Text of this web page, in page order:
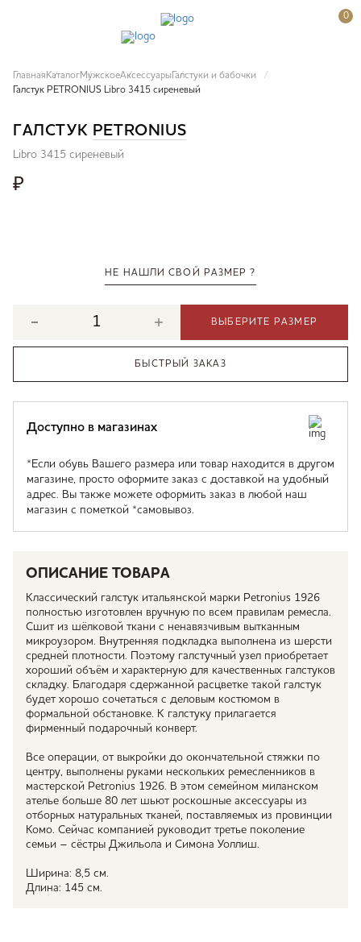
0
Главная КаталогМужскоеАксессуары Галстуки и бабочки
Галстук PETRONIUS Libro 3415 сиреневый
ГАЛСТУК PETRONIUS
Libro 3415 сиреневый
₽
НЕ НАШЛИ СВОЙ РАЗМЕР ?
ВЫБЕРИТЕ РАЗМЕР
БЫСТРЫЙ ЗАКАЗ
Доступно в магазинах
*Если обувь Вашего размера или товар находится в другом
магазине, просто оформите заказ с доставкой на удобный
адрес. Вы также можете оформить заказ в любой наш
магазин с пометкой *самовывоз.
ОПИСАНИЕ ТОВАРА
Классический галстук итальянской марки Petronius 1926
полностью изготовлен вручную по всем правилам ремесла.
Сшит из шёлковой ткани с ненавязчивым вытканным
микроузором. Внутренняя подкладка выполнена из шерсти
средней плотности. Поэтому галстучный узел приобретает
хороший объём и характерную для качественных галстуков
складку. Благодаря сдержанной расцветке такой галстук
будет хорошо сочетаться с деловым костюмом в
формальной обстановке. К галстуку прилагается
фирменный подарочный конверт.
Все операции, от выкройки до окончательной стяжки по
центру, выполнены руками нескольких ремесленников в
мастерской Petronius 1926. В этом семейном миланском
ателье больше 80 лет шьют роскошные аксессуары из
отборных натуральных тканей, поставляемых из провинции
Комо. Сейчас компанией руководит третье поколение
семьи – сёстры Джильола и Симона Уоллиш.
Ширина: 8,5 см.
Длина: 145 см.